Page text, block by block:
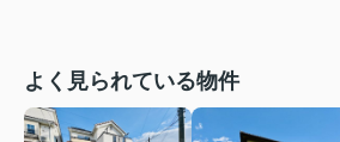
よく見られている物件